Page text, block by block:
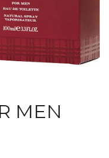
MEN